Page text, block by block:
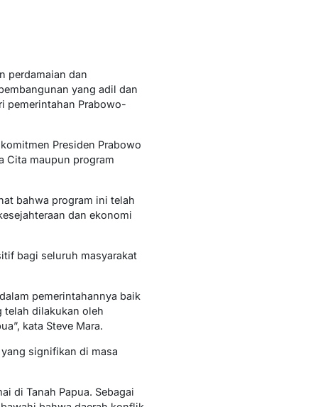
perdamaian dan
yang adil dan
pemerintahan Prabowo-
Presiden Prabowo
Cita maupun program
bahwa program ini telah
dan ekonomi
bagi seluruh masyarakat
pemerintahannya baik
telah dilakukan oleh
kata Steve Mara.
signifikan di masa
di Tanah Papua. Sebagai